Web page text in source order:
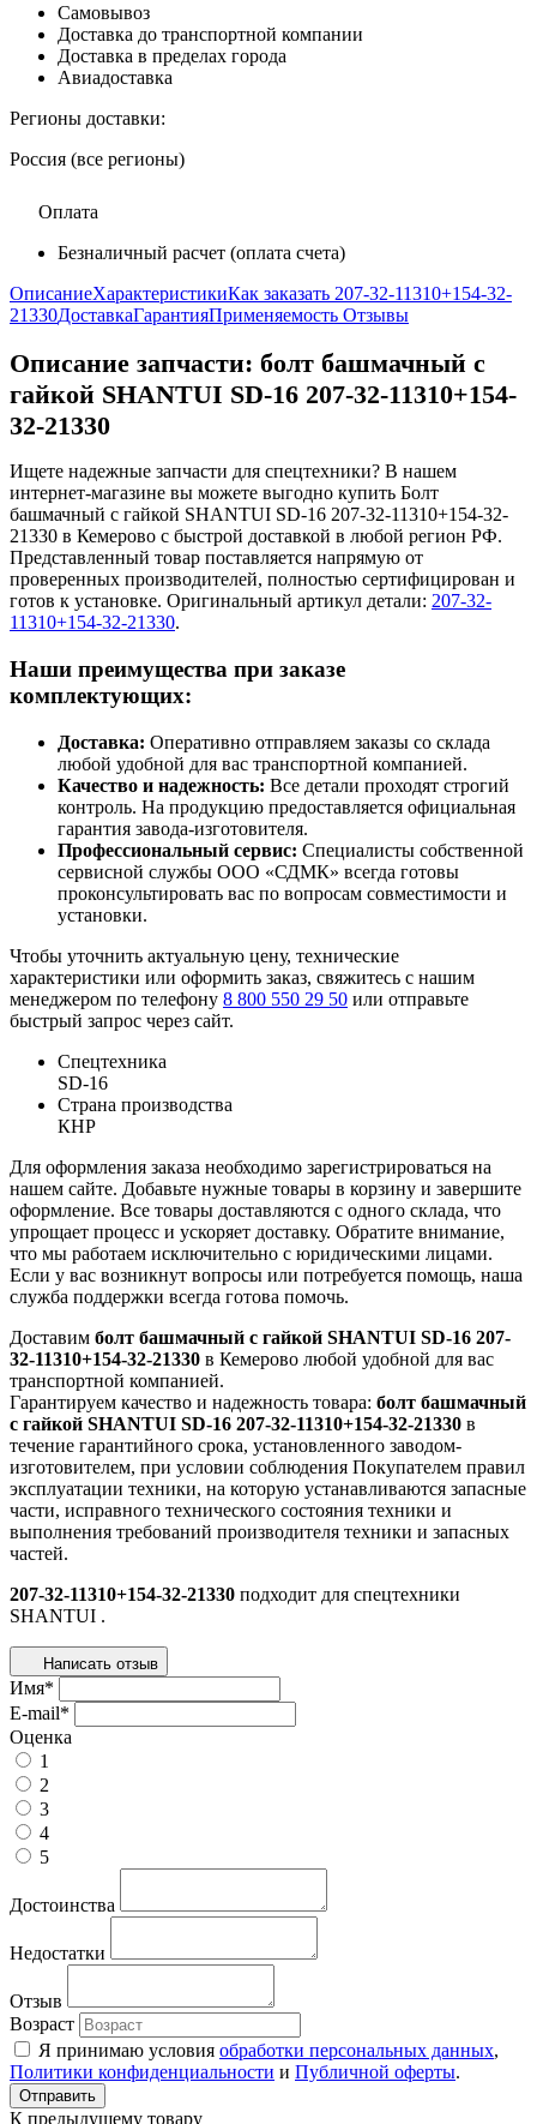
Самовывоз
Доставка до транспортной компании
Доставка в пределах города
Авиадоставка
Регионы доставки:
Россия (все регионы)
Оплата
Безналичный расчет (оплата счета)
ОписаниеХарактеристикиКак заказать 207-32-11310+154-32-
21330ДоставкаГарантияПрименяемость Отзывы
Описание запчасти: болт башмачный с
гайкой SHANTUI SD-16 207-32-11310+154-
32-21330
Ищете надежные запчасти для спецтехники? В нашем
интернет-магазине вы можете выгодно купить Болт
башмачный с гайкой SHANTUI SD-16 207-32-11310+154-32-
21330 в Кемерово с быстрой доставкой в любой регион РФ.
Представленный товар поставляется напрямую от
проверенных производителей, полностью сертифицирован и
готов к установке. Оригинальный артикул детали: 207-32-
11310+154-32-21330.
Наши преимущества при заказе
комплектующих:
Доставка: Оперативно отправляем заказы со склада
любой удобной для вас транспортной компанией.
Качество и надежность: Все детали проходят строгий
контроль. На продукцию предоставляется официальная
гарантия завода-изготовителя.
Профессиональный сервис: Специалисты собственной
сервисной службы ООО «СДМК» всегда готовы
проконсультировать вас по вопросам совместимости и
установки.
Чтобы уточнить актуальную цену, технические
характеристики или оформить заказ, свяжитесь с нашим
менеджером по телефону 8 800 550 29 50 или отправьте
быстрый запрос через сайт.
Спецтехника
SD-16
Страна производства
КНР
Для оформления заказа необходимо зарегистрироваться на
нашем сайте. Добавьте нужные товары в корзину и завершите
оформление. Все товары доставляются с одного склада, что
упрощает процесс и ускоряет доставку. Обратите внимание,
что мы работаем исключительно с юридическими лицами.
Если у вас возникнут вопросы или потребуется помощь, наша
служба поддержки всегда готова помочь.
Доставим болт башмачный с гайкой SHANTUI SD-16 207-
32-11310+154-32-21330 в Кемерово любой удобной для вас
транспортной компанией.
Гарантируем качество и надежность товара: болт башмачный
с гайкой SHANTUI SD-16 207-32-11310+154-32-21330 в
течение гарантийного срока, установленного заводом-
изготовителем, при условии соблюдения Покупателем правил
эксплуатации техники, на которую устанавливаются запасные
части, исправного технического состояния техники и
выполнения требований производителя техники и запасных
частей.
207-32-11310+154-32-21330 подходит для спецтехники
SHANTUI .
Написать отзыв
Имя*
E-mail*
Оценка
1
2
3
4
5
Достоинства
Недостатки
Отзыв
Возраст
Я принимаю условия обработки персональных данных,
Политики конфиденциальности и Публичной оферты.
К предыдущему товару